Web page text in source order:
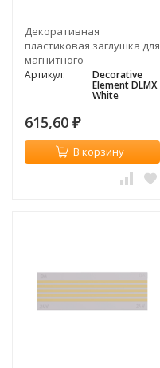
Декоративная
пластиковая заглушка для
магнитного
шинопровода, белый
Артикул: Decorative
Element DLMX
White
615,60 ₽
В корзину